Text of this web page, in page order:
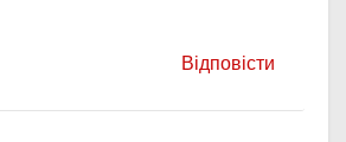
Відповісти